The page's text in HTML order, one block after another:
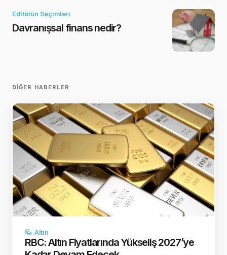
Editörün Seçimleri
Davranışsal finans nedir?
DIĞER HABERLER
Altın
RBC: Altın Fiyatlarında Yükseliş 2027’ye